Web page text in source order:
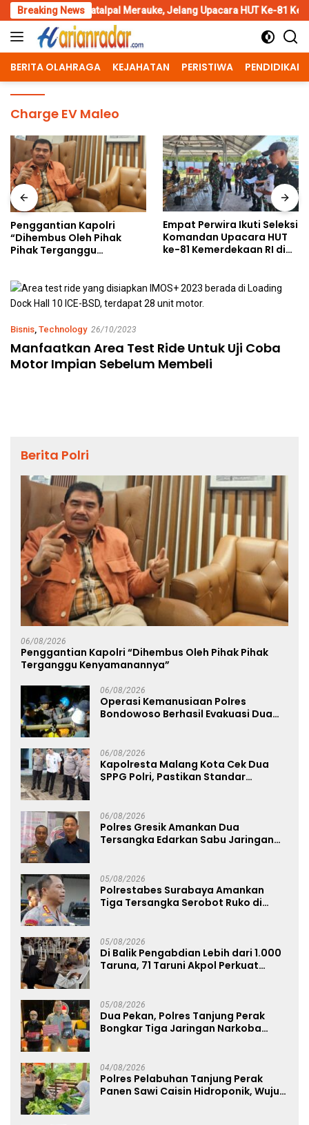
Skip
to
content
Breaking News
Merauke, Jelang Upacara HUT Ke-81 Kemerdekaan RI
BERITA OLAHRAGA KEJAHATAN PERISTIWA PENDIDIKAN
Charge EV Maleo
Penggantian Kapolri
“Dihembus Oleh Pihak
Pihak Terganggu
Empat Perwira Ikuti Seleksi
Komandan Upacara HUT
ke-81 Kemerdekaan RI di
Bisnis Technology 26/10/2023
Manfaatkan Area Test Ride Untuk Uji Coba
Motor Impian Sebelum Membeli
Berita Polri
06/08/2026
Penggantian Kapolri “Dihembus Oleh Pihak Pihak
Terganggu Kenyamanannya”
06/08/2026
Operasi Kemanusiaan Polres
Bondowoso Berhasil Evakuasi Dua
06/08/2026
Kapolresta Malang Kota Cek Dua
SPPG Polri, Pastikan Standar
06/08/2026
Polres Gresik Amankan Dua
Tersangka Edarkan Sabu Jaringan
05/08/2026
Polrestabes Surabaya Amankan
Tiga Tersangka Serobot Ruko di
05/08/2026
Di Balik Pengabdian Lebih dari 1.000
Taruna, 71 Taruni Akpol Perkuat
05/08/2026
Dua Pekan, Polres Tanjung Perak
Bongkar Tiga Jaringan Narkoba
04/08/2026
Polres Pelabuhan Tanjung Perak
Panen Sawi Caisin Hidroponik, Wujud